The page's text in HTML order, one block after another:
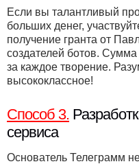
Если вы талантливый
больших денег,
получение гранта от
создателей ботов.
за каждое творение.
высококлассное!
Способ 3.
сервиса
Основатель Телеграмм